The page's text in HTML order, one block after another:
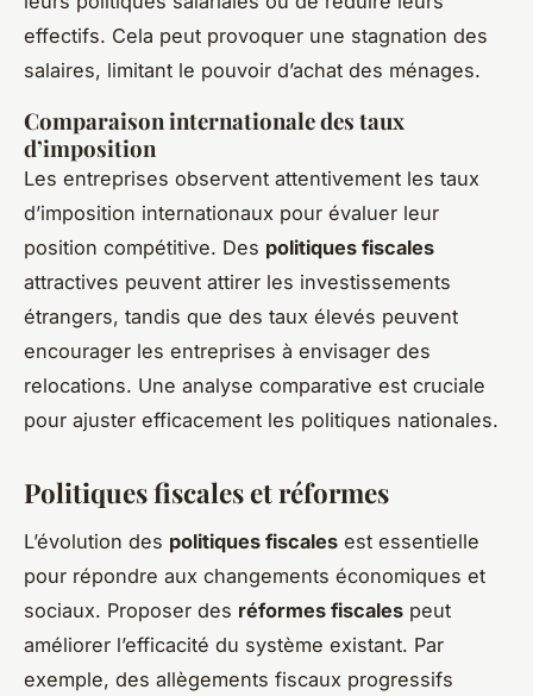
effectifs. Cela peut provoquer une stagnation des
salaires, limitant le pouvoir d’achat des ménages.
Comparaison internationale des taux
d’imposition
Les entreprises observent attentivement les taux
d’imposition internationaux pour évaluer leur
position compétitive. Des politiques fiscales
attractives peuvent attirer les investissements
étrangers, tandis que des taux élevés peuvent
encourager les entreprises à envisager des
relocations. Une analyse comparative est cruciale
pour ajuster efficacement les politiques nationales.
Politiques fiscales et réformes
L’évolution des politiques fiscales est essentielle
pour répondre aux changements économiques et
sociaux. Proposer des réformes fiscales peut
améliorer l’efficacité du système existant. Par
exemple, des allègements fiscaux progressifs